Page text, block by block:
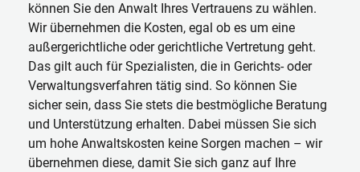
können Sie den Anwalt Ihres Vertrauens zu wählen.
Wir übernehmen die Kosten, egal ob es um eine
außergerichtliche oder gerichtliche Vertretung geht.
Das gilt auch für Spezialisten, die in Gerichts- oder
Verwaltungsverfahren tätig sind. So können Sie
sicher sein, dass Sie stets die bestmögliche Beratung
und Unterstützung erhalten. Dabei müssen Sie sich
um hohe Anwaltskosten keine Sorgen machen – wir
übernehmen diese, damit Sie sich ganz auf Ihre